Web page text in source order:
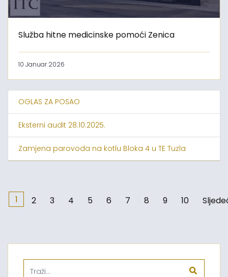
Služba hitne medicinske pomoći Zenica
10 Januar 2026
OGLAS ZA POSAO
Eksterni audit 28.10.2025.
Zamjena parovoda na kotlu Bloka 4 u TE Tuzla
1 2 3 4 5 6 7 8 9 10